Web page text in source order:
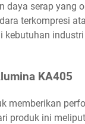
daya serap yang
terkompresi
KA405
memberikan
produk ini